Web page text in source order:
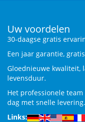
Uw voordelen
30-daagse gratis
Een jaar garantie,
Gloednieuwe kwaliteit,
levensduur.
Het professionele
dag met snelle levering.
Links: